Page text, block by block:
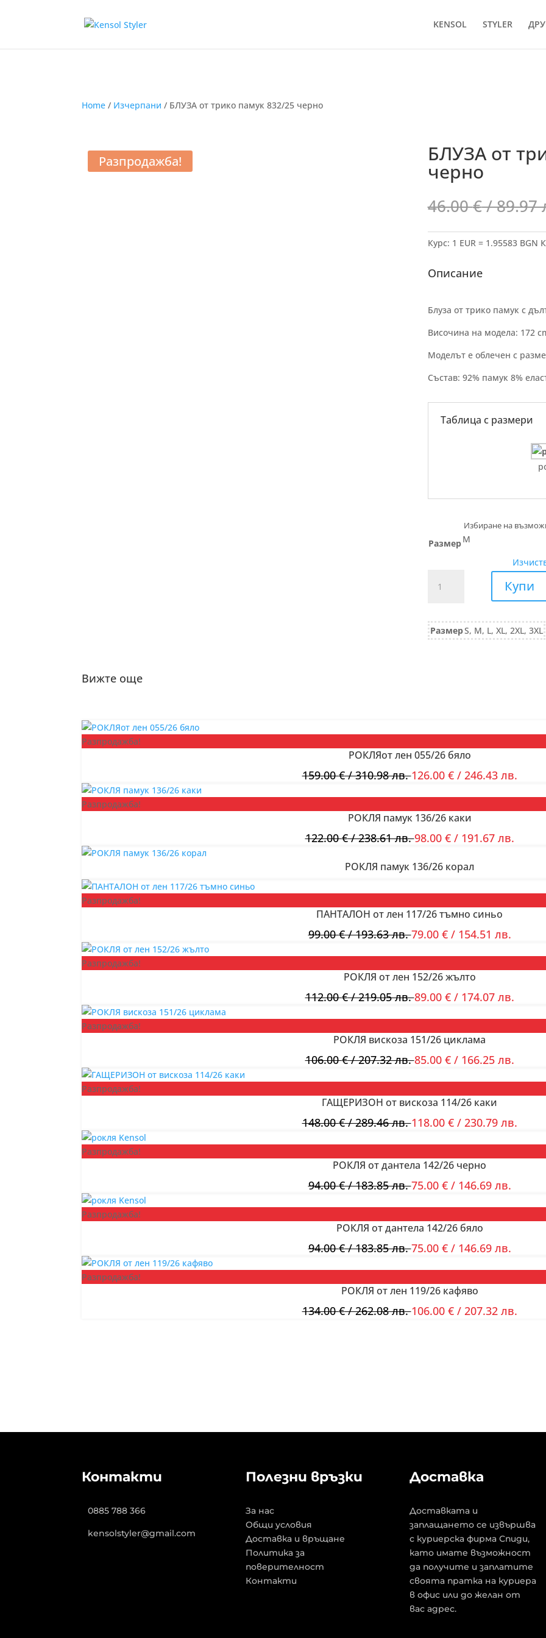
KENSOL STYLER
Home / Изчерпани / БЛУЗА от трико памук 832/25 черно
Разпродажба! БЛУЗА от
черно
46.00€/ 89.97
Курс: 1 EUR = 1.95583 BGN
Описание
Блуза от трико памук с
Височина на модела: 172
Моделът е облечен с
Състав: 92% памук 8%
Таблица с размери
РазмерM
трико
Купи
РазмерS, M, L, XL, 2XL, 3XL
Вижте още
Разпродажба!
РОКЛЯот лен 055/26 бяло
159.00€/ 310.98 лв.126.00 €/ 246.43 лв.
Разпродажба!
РОКЛЯ памук 136/26 каки
122.00€/ 238.61 лв.98.00 €/ 191.67 лв.
РОКЛЯ памук 136/26 корал
Разпродажба!
ПАНТАЛОН от лен 117/26 тъмно синьо
99.00€/ 193.63 лв.79.00 €/ 154.51 лв.
Разпродажба!
РОКЛЯ от лен 152/26 жълто
112.00€/ 219.05 лв.89.00 €/ 174.07 лв.
Разпродажба!
РОКЛЯ вискоза 151/26 циклама
106.00€/ 207.32 лв.85.00 €/ 166.25 лв.
Разпродажба!
ГАЩЕРИЗОН от вискоза 114/26 каки
148.00€/ 289.46 лв.118.00 €/ 230.79 лв.
Разпродажба!
РОКЛЯ от дантела 142/26 черно
94.00€/ 183.85 лв.75.00 €/ 146.69 лв.
Разпродажба!
РОКЛЯ от дантела 142/26 бяло
94.00€/ 183.85 лв.75.00 €/ 146.69 лв.
Разпродажба!
РОКЛЯ от лен 119/26 кафяво
134.00€/ 262.08 лв.106.00 €/ 207.32 лв.
Контакти
0885 788 366
kensolstyler@gmail.com
Полезни връзки
За нас
Общи условия
Доставка и връщане
Политика за
поверителност
Контакти
Доставка
Доставката и
заплащането се извършва
с куриерска фирма Спиди,
като имате възможност
да получите и заплатите
своята пратка на куриера
в офис или до желан от
вас адрес.